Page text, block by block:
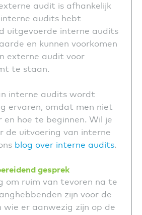
audit is afhankelijk
audits hebt
uitgevoerde interne audits
en kunnen voorkomen
externe audit voor
te staan.
interne audits wordt
ervaren, omdat men niet
hoe te beginnen. Wil je
de uitvoering van interne
blog over interne audits.
gesprek
om ruim van tevoren na te
zijn voor de
wie er aanwezig zijn op de